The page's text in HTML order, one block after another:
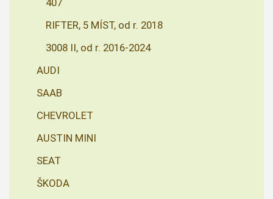
407
RIFTER, 5 MÍST, od r. 2018
3008 II, od r. 2016-2024
AUDI
SAAB
CHEVROLET
AUSTIN MINI
SEAT
ŠKODA